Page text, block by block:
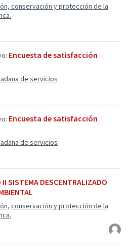
conservación y protección de la
Encuesta de satisfacción
de servicios
Encuesta de satisfacción
de servicios
SISTEMA DESCENTRALIZADO
conservación y protección de la